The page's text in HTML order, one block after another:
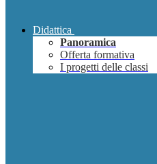
Didattica
Panoramica
Offerta formativa
I progetti delle classi